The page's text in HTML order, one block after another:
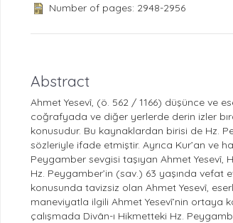
Number of pages: 2948-2956
Abstract
Ahmet Yesevî, (ö. 562 / 1166) düşünce ve
coğrafyada ve diğer yerlerde derin izler
konusudur. Bu kaynaklardan birisi de Hz.
sözleriyle ifade etmiştir. Ayrıca Kur’an ve
Peygamber sevgisi taşıyan Ahmet
Hz. Peygamber’in (sav.) 63 yaşında vefat
konusunda tavizsiz olan Ahmet Yesevî,
maneviyatla ilgili Ahmet Yesevî’nin ortaya
çalışmada Divân-ı Hikmetteki Hz.